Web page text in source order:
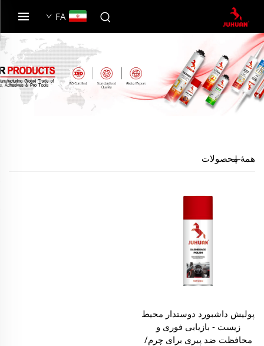
FA
همهٔ محصولات
پولیش داشبورد دوستدار محیط
زیست - بازیابی فوری و
محافظت ضد پیری برای چرم/